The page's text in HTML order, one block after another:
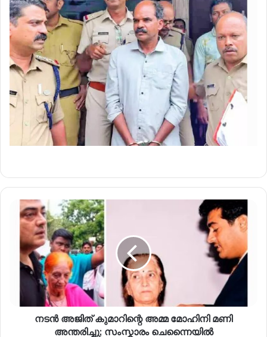
നടൻ അജിത് കുമാറിന്റെ അമ്മ മോഹിനി മണി
അന്തരിച്ചു; സംസ്കാരം ചെന്നൈയിൽ